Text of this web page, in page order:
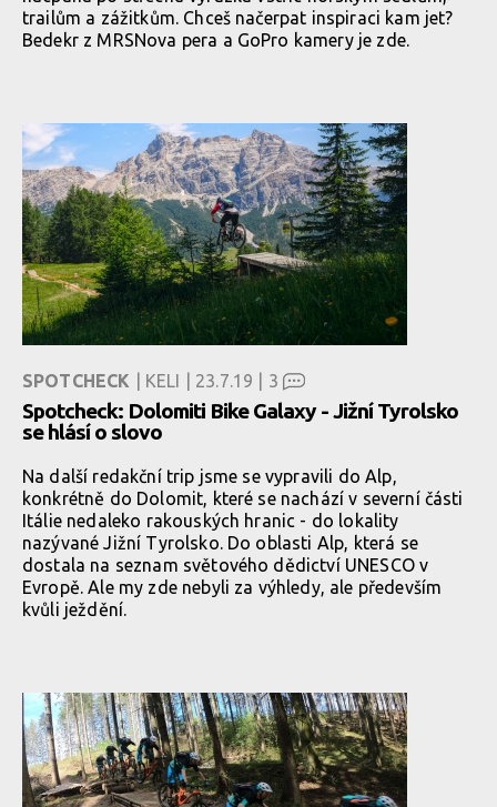
trailům a zážitkům. Chceš načerpat inspiraci kam jet?
Bedekr z MRSNova pera a GoPro kamery je zde.
SPOTCHECK | KELI | 23.7.19 | 3
Spotcheck: Dolomiti Bike Galaxy - Jižní Tyrolsko
se hlásí o slovo
Na další redakční trip jsme se vypravili do Alp,
konkrétně do Dolomit, které se nachází v severní části
Itálie nedaleko rakouských hranic - do lokality
nazývané Jižní Tyrolsko. Do oblasti Alp, která se
dostala na seznam světového dědictví UNESCO v
Evropě. Ale my zde nebyli za výhledy, ale především
kvůli ježdění.